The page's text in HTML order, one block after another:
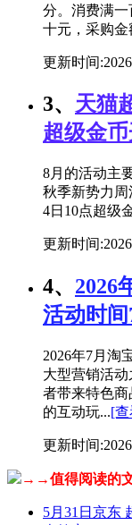
分。消费满
十元，采购金
更新时间
3、 天猫
超级金币
8月的活动主
秋季新势力周
4日10点超级
更新时间
4、 2026
活动时间
2026年7月淘
大型营销活
者带来特色
的互动玩...[
更新时间
→→值得阅读的
5月31日京东